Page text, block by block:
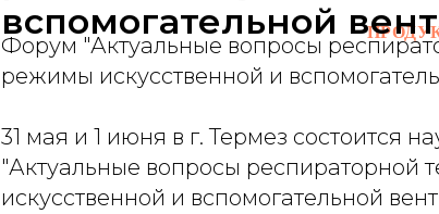
вспомогательной
Форум "Актуальные вопросы
режимы искусственной и
31 мая и 1 июня в г. Термез состоится
"Актуальные вопросы
искусственной и вспомогательной